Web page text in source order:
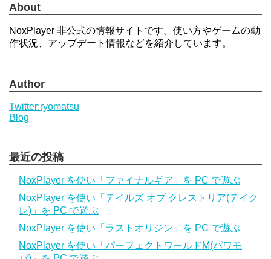
About
NoxPlayer 非公式の情報サイトです。使い方やゲームの動
作状況、アップデート情報などを紹介しています。
Author
Twitter:ryomatsu
Blog
最近の投稿
NoxPlayer を使い「ファイナルギア」を PC で遊ぶ
NoxPlayer を使い「テイルズ オブ クレストリア(テイク
レ)」を PC で遊ぶ
NoxPlayer を使い「ラストオリジン」を PC で遊ぶ
NoxPlayer を使い「パーフェクトワールドM(パワモ